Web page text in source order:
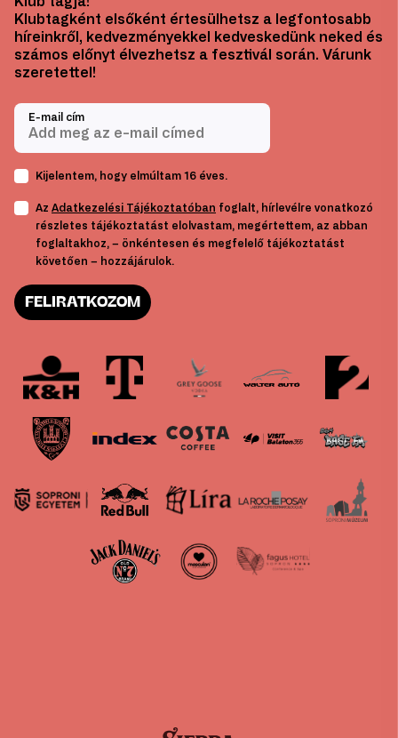
Klubtagként elsőként értesülhetsz a legfontosabb
híreinkről, kedvezményekkel kedveskedünk neked és
számos előnyt élvezhetsz a fesztivál során. Várunk
szeretettel!
E-mail cím
Kijelentem, hogy elmúltam 16 éves.
Az Adatkezelési Tájékoztatóban foglalt, hírlevélre vonatkozó
részletes tájékoztatást elolvastam, megértettem, az abban
foglaltakhoz, – önkéntesen és megfelelő tájékoztatást
követően – hozzájárulok.
FELIRATKOZOM